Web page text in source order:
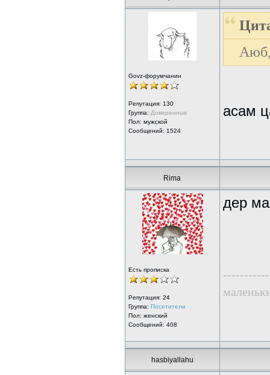
Govz-форумчанин
Репутация: 130
Группа: Доверенные
Пол: мужской
Сообщений: 1524
асам
Rima
Есть прописка
Репутация: 24
Группа: Посетители
Пол: женский
Сообщений: 408
дер
hasbiyallahu